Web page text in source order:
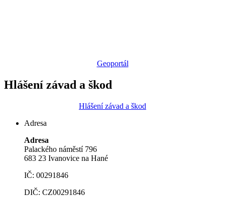
Geoportál
Hlášení závad a škod
Hlášení závad a škod
Adresa
Adresa
Palackého náměstí 796
683 23 Ivanovice na Hané
IČ: 00291846
DIČ: CZ00291846